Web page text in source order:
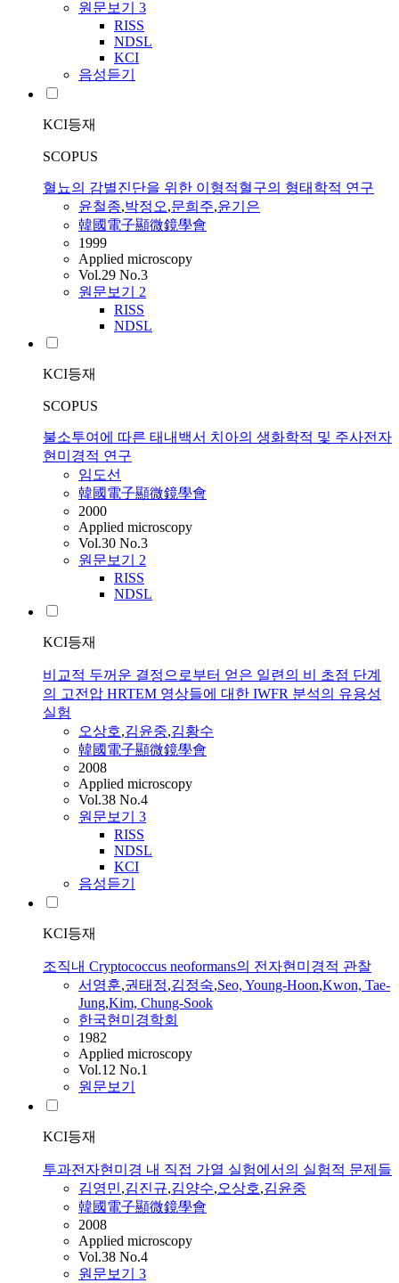
원문보기 3
RISS
NDSL
KCI
음성듣기
KCI등재
SCOPUS
혈뇨의 감별진단을 위한 이형적혈구의 형태학적 연구
윤철종,박정오,문희주,윤기은
韓國電子顯微鏡學會
1999
Applied microscopy
Vol.29 No.3
원문보기 2
RISS
NDSL
KCI등재
SCOPUS
불소투여에 따른 태내백서 치아의 생화학적 및 주사전자
현미경적 연구
임도선
韓國電子顯微鏡學會
2000
Applied microscopy
Vol.30 No.3
원문보기 2
RISS
NDSL
KCI등재
비교적 두꺼운 결정으로부터 얻은 일련의 비 초점 단계
의 고전압 HRTEM 영상들에 대한 IWFR 분석의 유용성
실험
오상호,김윤중,김황수
韓國電子顯微鏡學會
2008
Applied microscopy
Vol.38 No.4
원문보기 3
RISS
NDSL
KCI
음성듣기
KCI등재
조직내 Cryptococcus neoformans의 전자현미경적 관찰
서영훈,권태정,김정숙,Seo, Young-Hoon,Kwon, Tae-
Jung,Kim, Chung-Sook
한국현미경학회
1982
Applied microscopy
Vol.12 No.1
원문보기
KCI등재
투과전자현미경 내 직접 가열 실험에서의 실험적 문제들
김영민,김진규,김양수,오상호,김윤중
韓國電子顯微鏡學會
2008
Applied microscopy
Vol.38 No.4
원문보기 3